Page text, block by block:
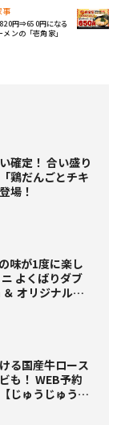
事
820円⇒650円になる
ンの「壱角家」
確定！ 合い盛り
鶏だんごとチキ
場！
味が1度に楽し
よくばりダブ
オリジナル」
る国産牛ロース
も！ WEB予約
じゅうじゅうカ